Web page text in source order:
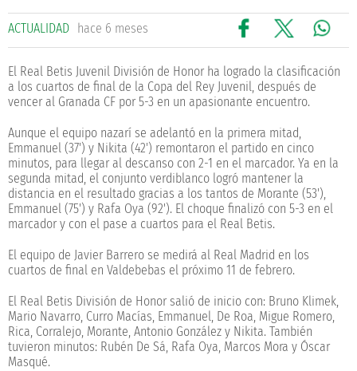
ACTUALIDAD hace 6 meses
El Real Betis Juvenil División de Honor ha logrado la clasificación
a los cuartos de final de la Copa del Rey Juvenil, después de
vencer al Granada CF por 5-3 en un apasionante encuentro.
Aunque el equipo nazarí se adelantó en la primera mitad,
Emmanuel (37') y Nikita (42') remontaron el partido en cinco
minutos, para llegar al descanso con 2-1 en el marcador. Ya en la
segunda mitad, el conjunto verdiblanco logró mantener la
distancia en el resultado gracias a los tantos de Morante (53'),
Emmanuel (75') y Rafa Oya (92'). El choque finalizó con 5-3 en el
marcador y con el pase a cuartos para el Real Betis.
El equipo de Javier Barrero se medirá al Real Madrid en los
cuartos de final en Valdebebas el próximo 11 de febrero.
El Real Betis División de Honor salió de inicio con: Bruno Klimek,
Mario Navarro, Curro Macías, Emmanuel, De Roa, Migue Romero,
Rica, Corralejo, Morante, Antonio González y Nikita. También
tuvieron minutos: Rubén De Sá, Rafa Oya, Marcos Mora y Óscar
Masqué.